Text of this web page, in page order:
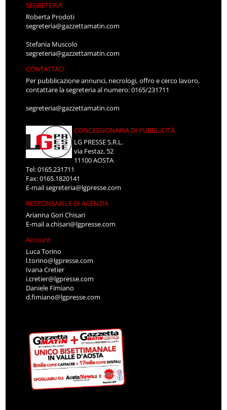
SEGRETERIA
Roberta Prodoti
segreteria@gazzettamatin.com
Stefania Muscolo
segreteria@gazzettamatin.com
CONTATTACI
Per pubblicazione annunci, necrologi, offro e cerco lavoro,
contattare la segreteria al numero: 0165/231711
segreteria@gazzettamatin.com
CONCESSIONARIA DI PUBBLICITÀ
LG PRESSE S.R.L.
via Festaz, 52
11100 AOSTA
Tel: 0165.231711
Fax: 0165.1820141
E-mailsegreteria@lgpresse.com
RESPONSABILE DI AGENZIA
Arianna Gori Chisari
E-maila.chisari@lgpresse.com
Account
Luca Torino
l.torino@lgpresse.com
Ivana Cretier
i.cretier@lgpresse.com
Daniele Fimiano
d.fimiano@lgpresse.com